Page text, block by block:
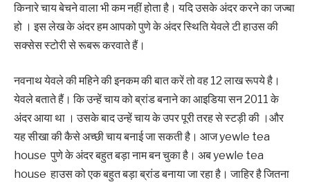
किनारे चाय बेचने वाला भी कम नहीं होता है। यदि उसके अंदर करने का जज्बा
हो । इस लेख के अंदर हम आपको पुणे के अंदर स्थिति ‌‌‌येवले टी हाउस की
सक्सेस स्टोरी से रूबरू करवाते हैं।
नवनाथ येवले की महिने की इनकम की बात करें तो वह 12 लाख रूपये है।
येवले बताते हैं। कि उन्हें चाय को ब्रांड बनाने का आइडिया सन 2011 के
अंदर आया था । उसके बाद उन्हें चाय के उपर पूरी तरह से स्टड़ी की ।और
यह सीखा की कैसे अच्छी चाय बनाई जा सकती है। ‌‌‌आज yewle tea
house पुणे के अंदर बहुत बड़ा नाम बन चुका है। अब yewle tea
house हाउस को एक बहुत बड़ा ब्रांड बनाया जा रहा है। जाहिर है जितना